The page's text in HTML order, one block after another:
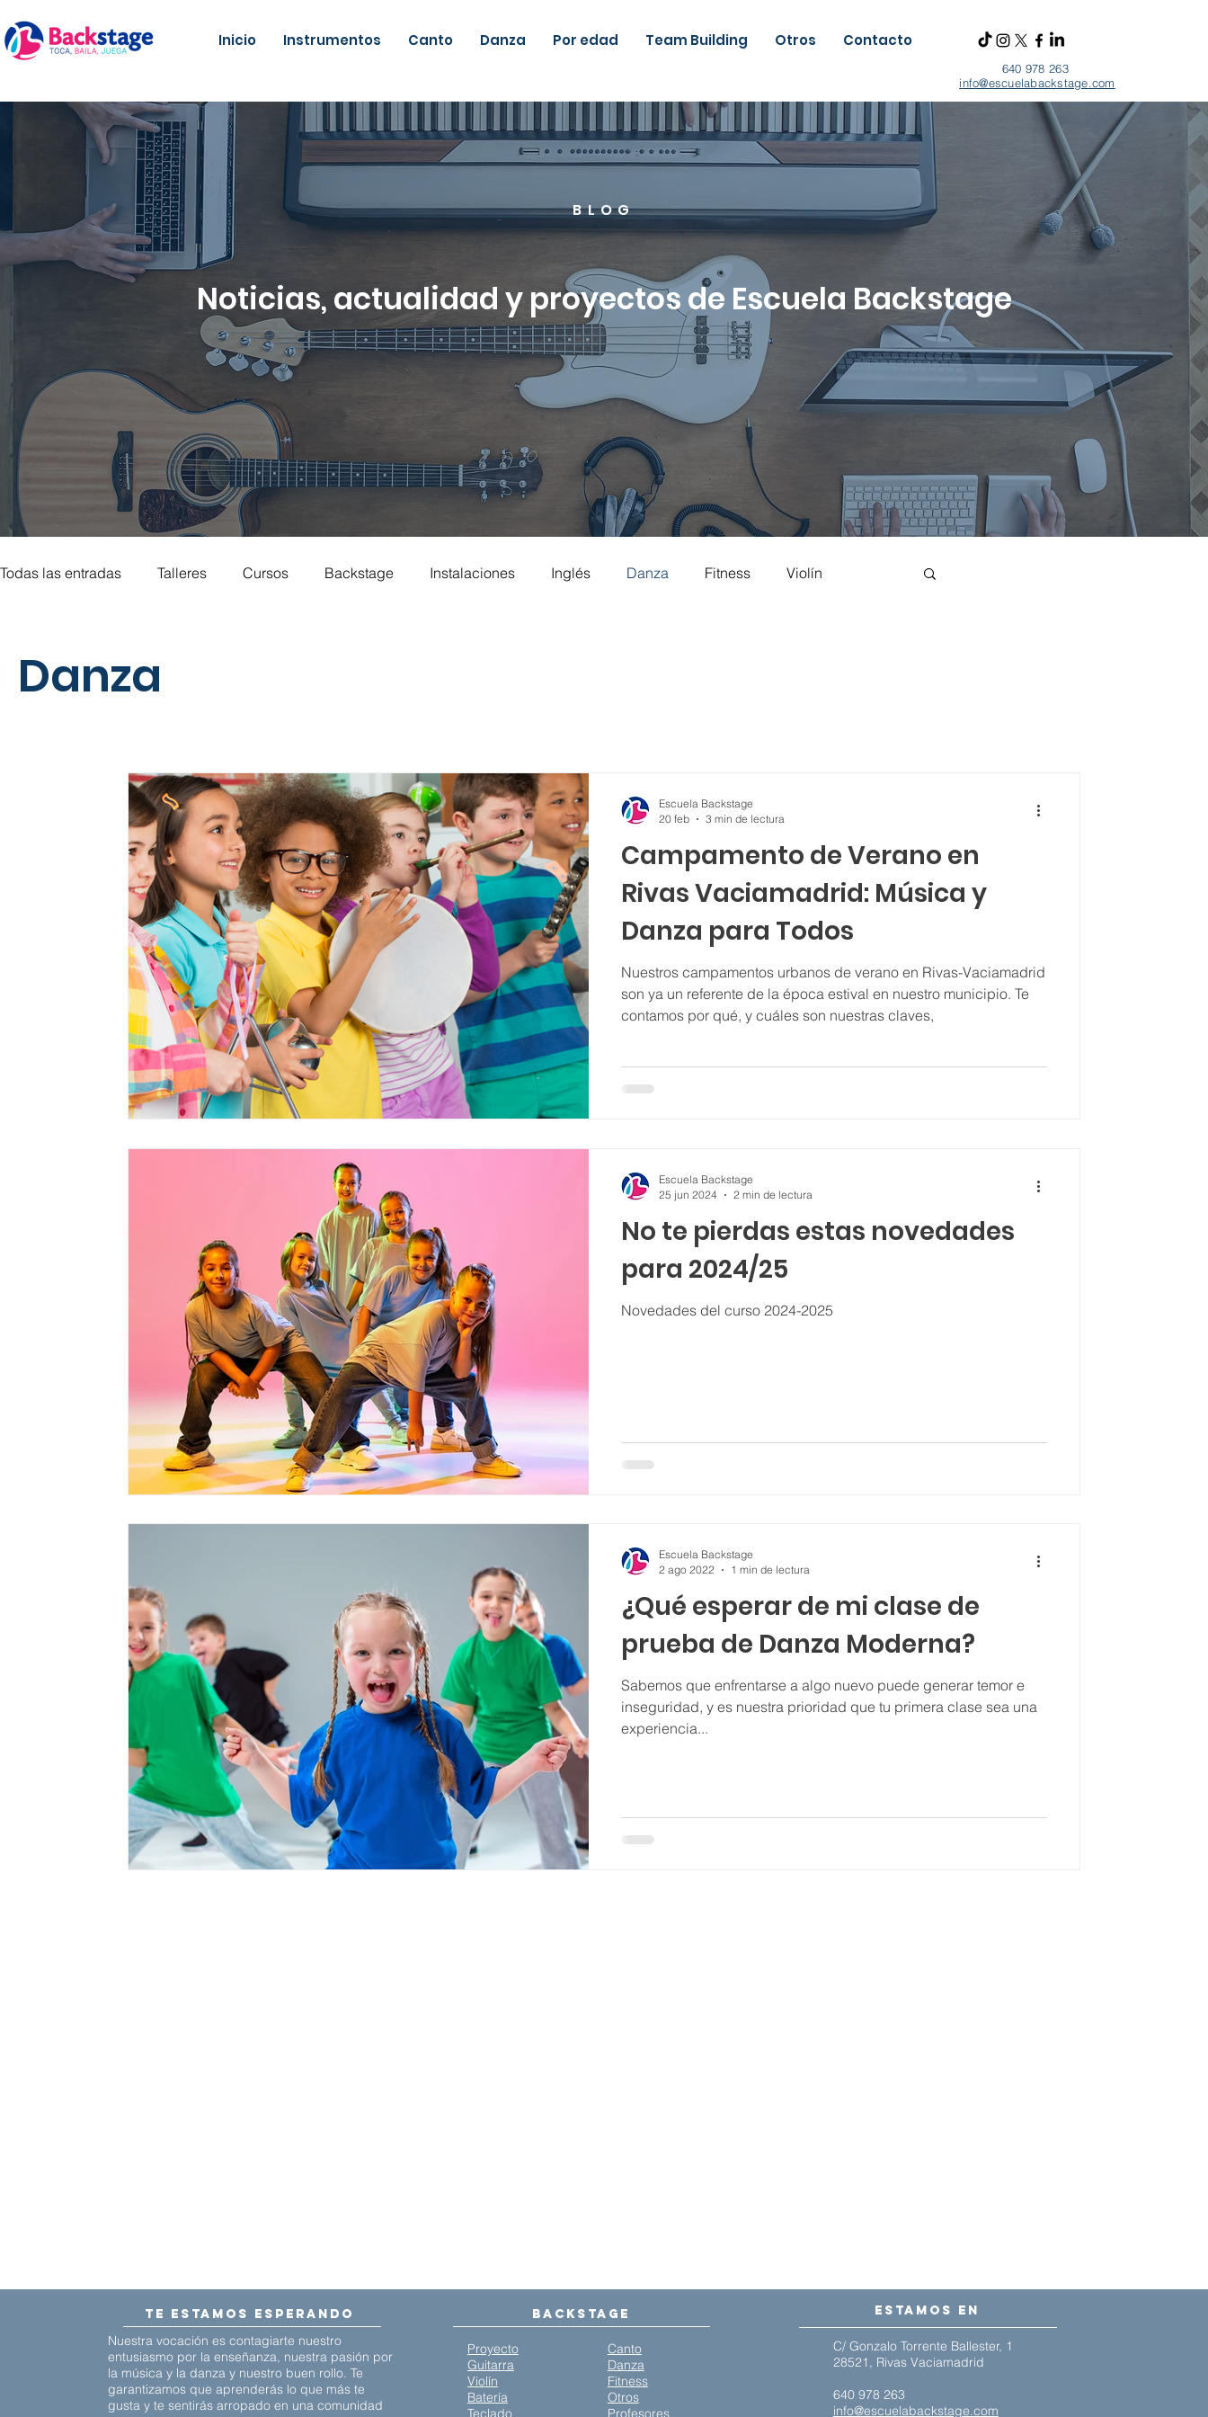
Inicio Instrumentos Canto Danza Por edad Team Building Otros Contacto
640 978 263
info@escuelabackstage.com
BLOG
Noticias, actualidad y proyectos de Escuela Backstage
Todas las entradas Talleres Cursos Backstage Instalaciones Inglés Danza Fitness Violín
Danza
Campamento de Verano en
Rivas Vaciamadrid: Música y
Danza para Todos
Nuestros campamentos urbanos de verano en Rivas-Vaciamadrid
son ya un referente de la época estival en nuestro municipio. Te
contamos por qué, y cuáles son nuestras claves,
Escuela Backstage
20 feb
3 min de lectura
No te pierdas estas novedades
para 2024/25
Novedades del curso 2024-2025
Escuela Backstage
25 jun 2024
2 min de lectura
¿Qué esperar de mi clase de
prueba de Danza Moderna?
Sabemos que enfrentarse a algo nuevo puede generar temor e
inseguridad, y es nuestra prioridad que tu primera clase sea una
experiencia...
Escuela Backstage
2 ago 2022
1 min de lectura
te estamos esperando
Nuestra vocación es contagiarte nuestro
entusiasmo por la enseñanza, nuestra pasión por
la música y la danza y nuestro buen rollo. Te
garantizamos que aprenderás lo que más te
gusta y te sentirás arropado en una comunidad
Backstage
Proyecto
Guitarra
Violín
Batería
Teclado
Canto
Danza
Fitness
Otros
Profesores
estamos en
C/ Gonzalo Torrente Ballester, 1
28521, Rivas Vaciamadrid
640 978 263
info@escuelabackstage.com